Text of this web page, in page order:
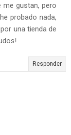
gustan, pero
probado nada,
una tienda de
Responder